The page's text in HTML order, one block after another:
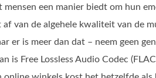
een manier biedt om hun
van de algehele kwaliteit van de
is meer dan dat – neem geen
is Free Lossless Audio Codec